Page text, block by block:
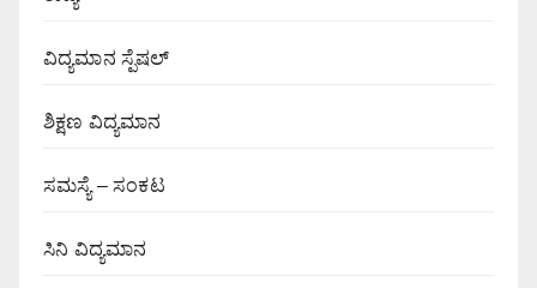
ವಿದ್ಯಮಾನ ಸ್ಪೆಷಲ್
ಶಿಕ್ಷಣ ವಿದ್ಯಮಾನ
ಸಮಸ್ಯೆ – ಸಂಕಟ
ಸಿನಿ ವಿದ್ಯಮಾನ